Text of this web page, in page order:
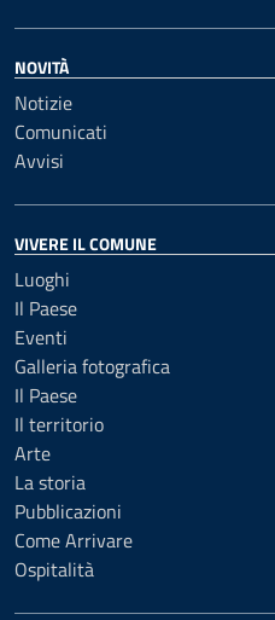
NOVITÀ
Notizie
Comunicati
Avvisi
VIVERE IL COMUNE
Luoghi
Il Paese
Eventi
Galleria fotografica
Il Paese
Il territorio
Arte
La storia
Pubblicazioni
Come Arrivare
Ospitalità